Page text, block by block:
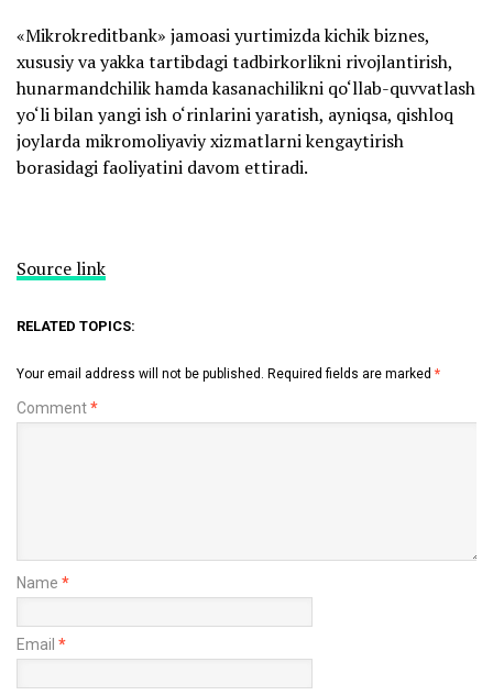
«Mikrokreditbank» jamoasi yurtimizda kichik biznes,
xususiy va yakka tartibdagi tadbirkorlikni rivojlantirish,
hunarmandchilik hamda kasanachilikni qo‘llab-quvvatlash
yo‘li bilan yangi ish o‘rinlarini yaratish, ayniqsa, qishloq
joylarda mikromoliyaviy xizmatlarni kengaytirish
borasidagi faoliyatini davom ettiradi.
Source link
RELATED TOPICS:
Your email address will not be published. Required fields are marked *
Comment*
Name *
Email *